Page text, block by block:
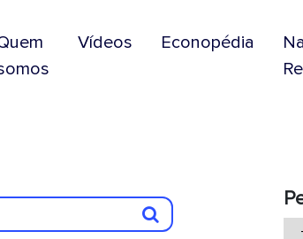
Vídeos Econopédia